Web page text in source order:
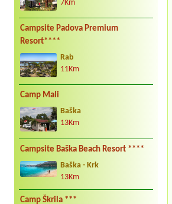
7Km
Campsite Padova Premium
Resort****
Rab
11Km
Camp Mali
Baška
13Km
Campsite Baška Beach Resort ****
Baška - Krk
13Km
Camp Škrila ***